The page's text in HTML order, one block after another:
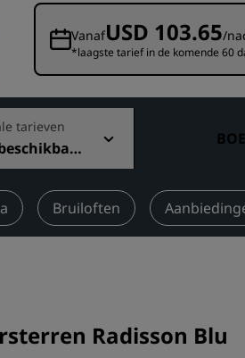
Bezoek onze
Radisson
Ontdek
Hoe u punten
Bookers and
VanafUSD 103.65/
*laagste tarief in de komende 60
tarieven
Bruiloften
Radisson Blu